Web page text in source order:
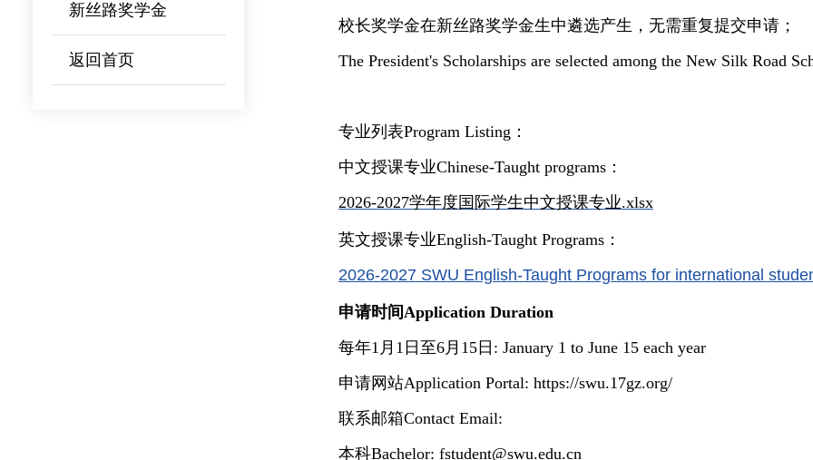
新丝路奖学金
返回首页
校长奖学金在新丝路奖学金生中遴选产生，无需重复提交申请；
The President's Scholarships are selected among the New Silk Road
专业列表Program Listing：
中文授课专业Chinese-Taught programs：
2026-2027学年度国际学生中文授课专业.xlsx
英文授课专业English-Taught Programs：
2026-2027 SWU English-Taught Programs for international
申请时间Application Duration
每年1月1日至6月15日: January 1 to June 15 each year
申请网站Application Portal: https://swu.17gz.org/
联系邮箱Contact Email:
本科Bachelor: fstudent@swu.edu.cn